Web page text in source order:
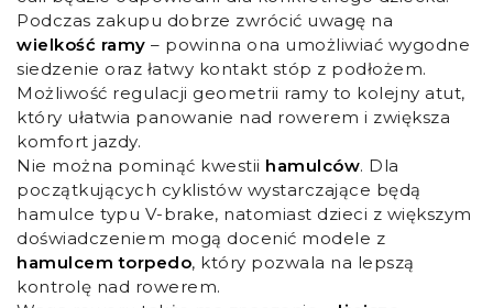
Podczas zakupu dobrze zwrócić uwagę na
wielkość ramy – powinna ona umożliwiać wygodne
siedzenie oraz łatwy kontakt stóp z podłożem.
Możliwość regulacji geometrii ramy to kolejny atut,
który ułatwia panowanie nad rowerem i zwiększa
komfort jazdy.
Nie można pominąć kwestii hamulców. Dla
początkujących cyklistów wystarczające będą
hamulce typu V-brake, natomiast dzieci z większym
doświadczeniem mogą docenić modele z
hamulcem torpedo, który pozwala na lepszą
kontrolę nad rowerem.